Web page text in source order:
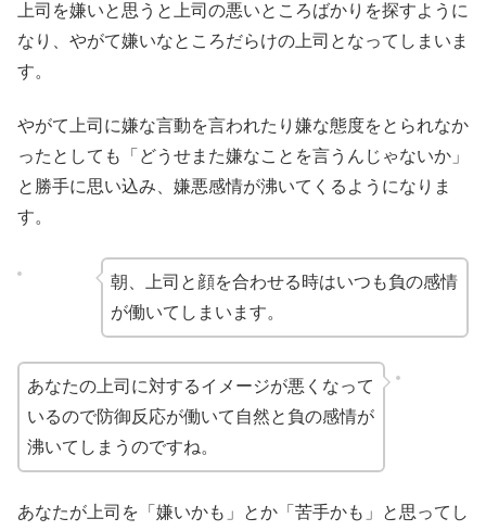
上司を嫌いと思うと上司の悪いところばかりを探すように
なり、やがて嫌いなところだらけの上司となってしまいま
す。
やがて上司に嫌な言動を言われたり嫌な態度をとられなか
ったとしても「どうせまた嫌なことを言うんじゃないか」
と勝手に思い込み、嫌悪感情が沸いてくるようになりま
す。
朝、上司と顔を合わせる時はいつも負の感情
が働いてしまいます。
あなたの上司に対するイメージが悪くなって
いるので防御反応が働いて自然と負の感情が
沸いてしまうのですね。
あなたが上司を「嫌いかも」とか「苦手かも」と思ってし